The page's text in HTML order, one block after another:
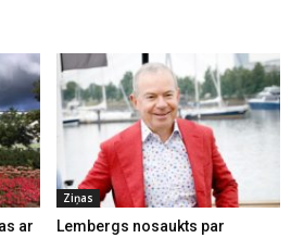
ar
Ziņas
Lembergs nosaukts par